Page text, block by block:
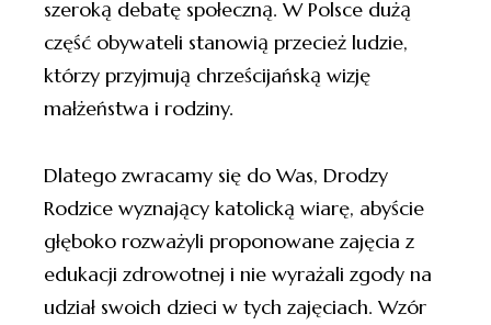
szeroką debatę społeczną. W Polsce dużą
część obywateli stanowią przecież ludzie,
którzy przyjmują chrześcijańską wizję
małżeństwa i rodziny.
Dlatego zwracamy się do Was, Drodzy
Rodzice wyznający katolicką wiarę, abyście
głęboko rozważyli proponowane zajęcia z
edukacji zdrowotnej i nie wyrażali zgody na
udział swoich dzieci w tych zajęciach. Wzór